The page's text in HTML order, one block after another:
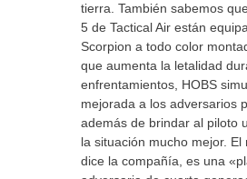
tierra. También sabemos
5 de Tactical Air están
Scorpion a todo color
que aumenta la letalidad
enfrentamientos, HOBS
mejorada a los adversarios
además de brindar al piloto
la situación mucho mejor. El
dice la compañía, es una